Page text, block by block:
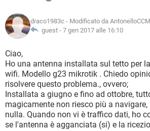
TIKTOK
HARDWARE
TIKTOK FACEBOOK
INTRATTENIMENTO
iOS
INSTAGRAM
TIKTOK
HARDWARE
INTRATTENIMENTO ANDROID
INSTAGRAM
TIKTOK FACEBOOK
HARDWARE
GLOSSARIO
COVID-19
INTRATTENIMENTO
iOS
INSTAGRAM WHATSAPP
TIKTOK
HARDWARE
draco1983c - Modificato da
guest - 7 gen 2017 alle 16:10
Ciao,
Ho una antenna installata sul tetto per
wifi. Modello g23 mikrotik . Chiedo
risolvere questo problema., ovvero;
Installata a giugno e fino ad ottobre,
magicamente non riesco più a
nulla. Quando non vi è traffico dati, ho
se l'antenna è agganciata (si) e la